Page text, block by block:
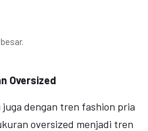
Oversized
dengan tren fashion pria
oversized menjadi tren